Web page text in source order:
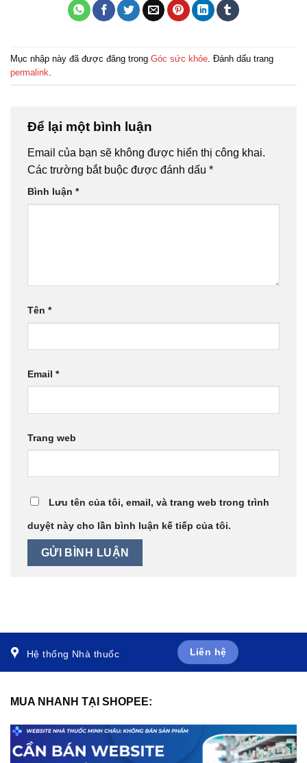
Mục nhập này đã được đăng trong Góc sức khỏe . Đánh dấu trang
permalink
Để lại một bình luận
Email của bạn sẽ không được hiển thị công khai.
Các trường bắt buộc được đánh dấu *
Bình luận *
Tên *
Email *
Trang web
Lưu tên của tôi, email, và trang web trong trình
duyệt này cho lần bình luận kế tiếp của tôi.
Hệ thống Nhà thuốc Liên hệ
MUA NHANH TẠI SHOPEE: